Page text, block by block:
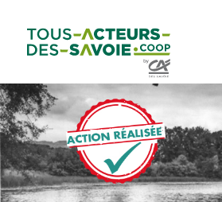
contenu
principal